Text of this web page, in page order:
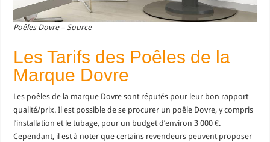
Poêles Dovre – Source
Les Tarifs des Poêles de la
Marque Dovre
Les poêles de la marque Dovre sont réputés pour leur bon rapport
qualité/prix. Il est possible de se procurer un poêle Dovre, y compris
l’installation et le tubage, pour un budget d’environ 3 000 €.
Cependant, il est à noter que certains revendeurs peuvent proposer